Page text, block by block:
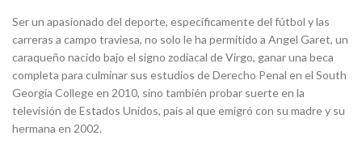
Ser un apasionado del deporte, específicamente del fútbol y las
carreras a campo traviesa, no solo le ha permitido a Angel Garet, un
caraqueño nacido bajo el signo zodiacal de Virgo, ganar una beca
completa para culminar sus estudios de Derecho Penal en el South
Georgia College en 2010, sino también probar suerte en la
televisión de Estados Unidos, país al que emigró con su madre y su
hermana en 2002.